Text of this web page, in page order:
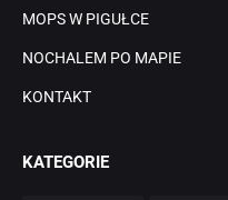
MOPS W PIGUŁCE
NOCHALEM PO MAPIE
KONTAKT
KATEGORIE